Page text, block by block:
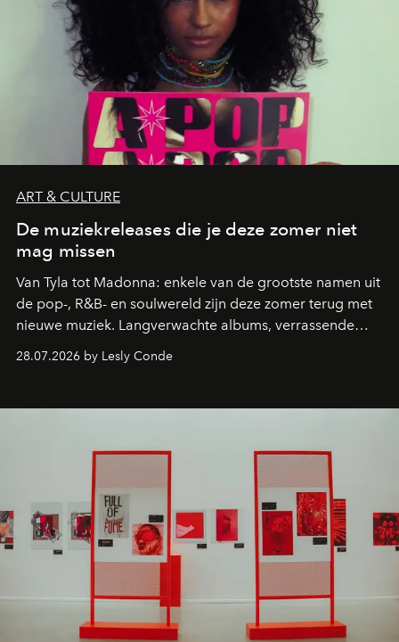
ART & CULTURE
De muziekreleases die je deze zomer niet
mag missen
Van Tyla tot Madonna: enkele van de grootste namen uit
de pop-, R&B- en soulwereld zijn deze zomer terug met
nieuwe muziek. Langverwachte albums, verrassende
comebacks en veelbelovende nieuwe projecten: dit zijn
de releases die je niet mag missen.
28.07.2026 by Lesly Conde